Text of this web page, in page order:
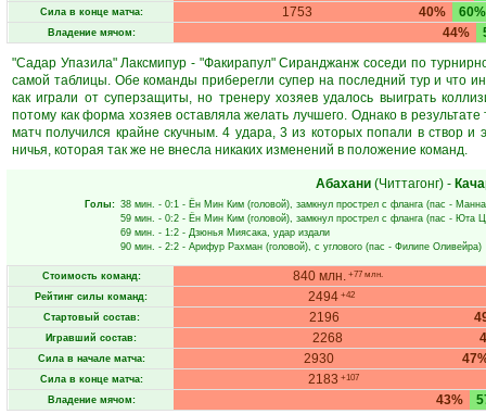
Сила в конце матча: 40%
1753 60%
Владение мячом: 44%
"Садар Упазила" Лаксмипур - "Факирапул" Сиранджанж соседи по
самой таблицы. Обе команды приберегли супер на последний тур и что
как играли от суперзащиты, но тренеру хозяев удалось выиграть
потому как форма хозяев оставляла желать лучшего. Однако в
матч получился крайне скучным. 4 удара, 3 из которых попали в створ и
ничья, которая так же не внесла никаких изменений в положение команд.
Абахани(Читтагонг)-
Голы: 38 мин. - 0:1 - Ён Мин Ким (головой), замкнул прострел с фланга (пас -
59 мин. - 0:2 - Ён Мин Ким (головой), замкнул прострел с фланга (пас - Юта
69 мин. - 1:2 - Дзюнья Миясака, удар издали
90 мин. - 2:2 - Арифур Рахман (головой), с углового (пас - Филипе Оливейра)
Стоимость команд: 840 млн. +77 млн.
Рейтинг силы команд: 2494 +42
Стартовый состав: 2196
Игравший состав: 2268
Сила в начале матча: 2930
Сила в конце матча: 2183 +107
Владение мячом: 43%